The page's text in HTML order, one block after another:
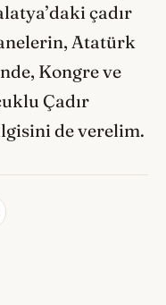
çadır
Atatürk
Kongre ve
Çadır
de verelim.